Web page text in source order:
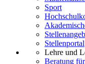
Sport
Stellenportal
Lehre und
Beratung